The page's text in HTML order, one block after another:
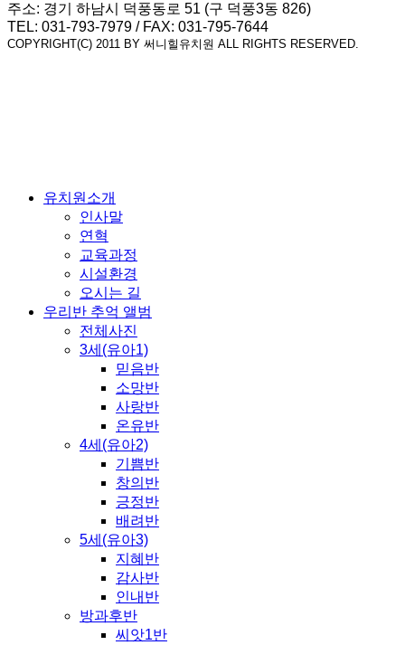
주소: 경기 하남시 덕풍동로 51 (구 덕풍3동 826)
TEL: 031-793-7979 / FAX: 031-795-7644
COPYRIGHT(C) 2011 BY 써니힐유치원 ALL RIGHTS RESERVED.
유치원소개
인사말
연혁
교육과정
시설환경
오시는 길
우리반 추억 앨범
전체사진
3세(유아1)
믿음반
소망반
사랑반
온유반
4세(유아2)
기쁨반
창의반
긍정반
배려반
5세(유아3)
지혜반
감사반
인내반
방과후반
씨앗1반